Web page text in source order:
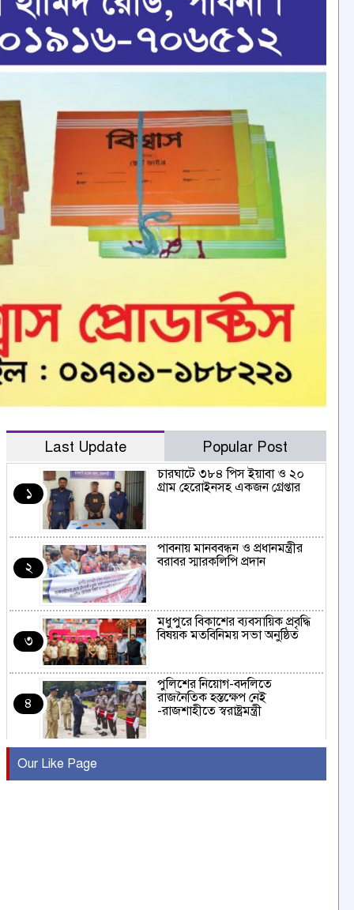
Last Update Popular Post
১
চারঘাটে ৩৮৪ পিস ইয়াবা ও ২০
গ্রাম হেরোইনসহ একজন গ্রেপ্তার
২
পাবনায় মানববন্ধন ও প্রধানমন্ত্রীর
বরাবর স্মারকলিপি প্রদান
৩
মধুপুরে বিকাশের ব্যবসায়িক প্রবৃদ্ধি
বিষয়ক মতবিনিময় সভা অনুষ্ঠিত
৪
পুলিশের নিয়োগ-বদলিতে
রাজনৈতিক হস্তক্ষেপ নেই
-রাজশাহীতে স্বরাষ্ট্রমন্ত্রী
৫
Our Like Page